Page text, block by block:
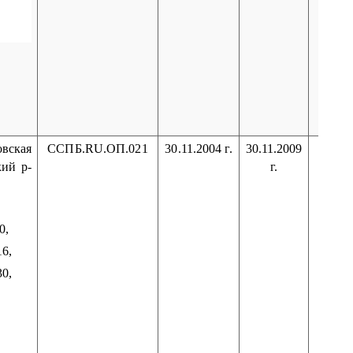
р-
,
ССПБ.RU.ОП.021 30.11.2004 г.
30.11.2009
г.